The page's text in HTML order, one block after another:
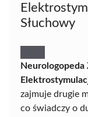
Słuchowy
Neurologopeda
zajmuje drugie
co świadczy o